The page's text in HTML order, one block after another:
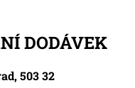
DODÁVEK
503 32